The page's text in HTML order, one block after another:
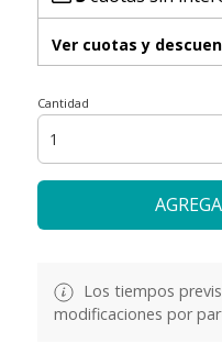
Ver cuotas y
Cantidad
Los tiempos
modificaciones por